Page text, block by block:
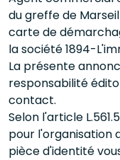
du greffe de
carte de
la société 1894-
La présente
responsabilité
contact.
Selon l'article
pour l'organisation
pièce d'identité